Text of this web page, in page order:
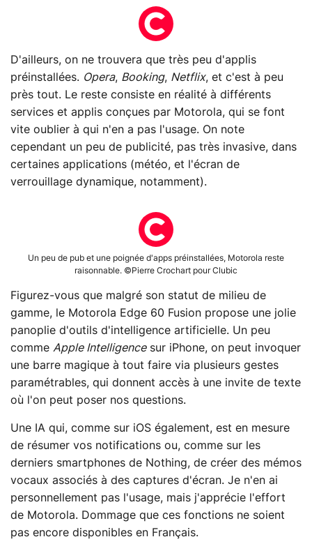
D'ailleurs, on ne trouvera que très peu d'applis
préinstallées. Opera, Booking, Netflix, et c'est à peu
près tout. Le reste consiste en réalité à différents
services et applis conçues par Motorola, qui se font
vite oublier à qui n'en a pas l'usage. On note
cependant un peu de publicité, pas très invasive, dans
certaines applications (météo, et l'écran de
verrouillage dynamique, notamment).
Un peu de pub et une poignée d'apps préinstallées, Motorola reste
raisonnable. ©Pierre Crochart pour Clubic
Figurez-vous que malgré son statut de milieu de
gamme, le Motorola Edge 60 Fusion propose une jolie
panoplie d'outils d'intelligence artificielle. Un peu
comme Apple Intelligencesur iPhone, on peut invoquer
une barre magique à tout faire via plusieurs gestes
paramétrables, qui donnent accès à une invite de texte
où l'on peut poser nos questions.
Une IA qui, comme sur iOS également, est en mesure
de résumer vos notifications ou, comme sur les
derniers smartphones de Nothing, de créer des mémos
vocaux associés à des captures d'écran. Je n'en ai
personnellement pas l'usage, mais j'apprécie l'effort
de Motorola. Dommage que ces fonctions ne soient
pas encore disponibles en Français.